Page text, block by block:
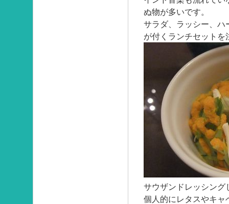
ぬ物が多いです。
サラダ、ラッシー、ハ
が付くランチセットを
サウザンドレッシング
個人的にレタスやキャ